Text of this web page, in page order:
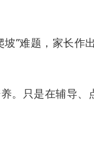
”难题，家长作
。只是在辅导、